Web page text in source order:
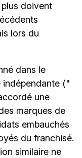
doivent
lors du
dans le
indépendante ("
une
marques de
embauchés
du franchisé.
similaire ne